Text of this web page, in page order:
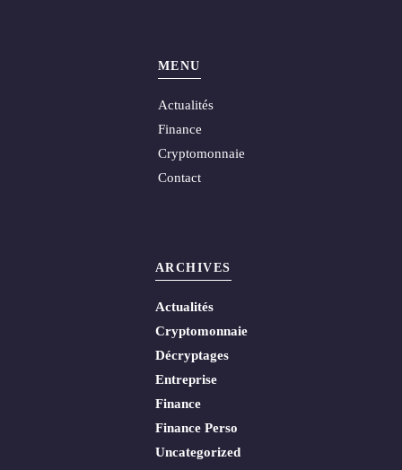
MENU
Actualités
Finance
Cryptomonnaie
Contact
ARCHIVES
Actualités
Cryptomonnaie
Décryptages
Entreprise
Finance
Finance Perso
Uncategorized